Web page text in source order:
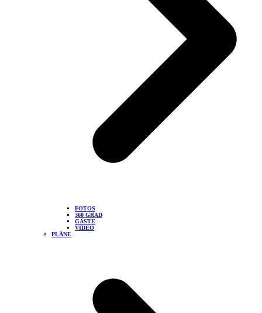
FOTOS
360 GRAD
GÄSTE
VIDEO
PLÄNE